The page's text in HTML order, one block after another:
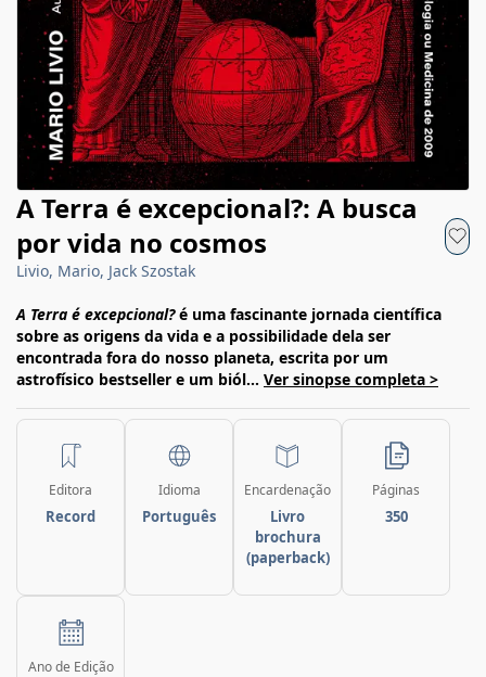
A Terra é excepcional?: A busca
por vida no cosmos
Livio, Mario, Jack Szostak
A Terra é excepcional?é uma fascinante jornada científica
sobre as origens da vida e a possibilidade dela ser
encontrada fora do nosso planeta, escrita por um
astrofísico bestseller e um biól... Ver sinopse completa >
Editora
Record
Idioma
Português
Encardenação
Livro
brochura
(paperback)
Páginas
350
Ano de Edição